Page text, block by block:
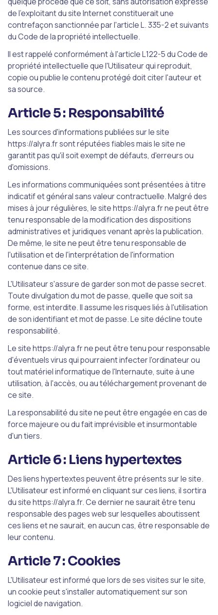
de l'exploitant du site Internet constituerait une
contrefaçon sanctionnée par l'article L. 335-2 et suivants
du Code de la propriété intellectuelle.
Il est rappelé conformément à l'article L122-5 du Code de
propriété intellectuelle que l'Utilisateur qui reproduit,
copie ou publie le contenu protégé doit citer l'auteur et
sa source.
Article 5 : Responsabilité
Les sources d'informations publiées sur le site
https://alyra.fr sont réputées fiables mais le site ne
garantit pas qu'il soit exempt de défauts, d'erreurs ou
d'omissions.
Les informations communiquées sont présentées à titre
indicatif et général sans valeur contractuelle. Malgré des
mises à jour régulières, le site https://alyra.fr ne peut être
tenu responsable de la modification des dispositions
administratives et juridiques venant après la publication.
De même, le site ne peut être tenu responsable de
l'utilisation et de l'interprétation de l'information
contenue dans ce site.
L'Utilisateur s'assure de garder son mot de passe secret.
Toute divulgation du mot de passe, quelle que soit sa
forme, est interdite. Il assume les risques liés à l'utilisation
de son identifiant et mot de passe. Le site décline toute
responsabilité.
Le site https://alyra.fr ne peut être tenu pour responsable
d'éventuels virus qui pourraient infecter l'ordinateur ou
tout matériel informatique de l'Internaute, suite à une
utilisation, à l'accès, ou au téléchargement provenant de
ce site.
La responsabilité du site ne peut être engagée en cas de
force majeure ou du fait imprévisible et insurmontable
d'un tiers.
Article 6 : Liens hypertextes
Des liens hypertextes peuvent être présents sur le site.
L'Utilisateur est informé en cliquant sur ces liens, il sortira
du site https://alyra.fr. Ce dernier ne saurait être tenu
responsable des pages web sur lesquelles aboutissent
ces liens et ne saurait, en aucun cas, être responsable de
leur contenu.
Article 7 : Cookies
L'Utilisateur est informé que lors de ses visites sur le site,
un cookie peut s'installer automatiquement sur son
logiciel de navigation.